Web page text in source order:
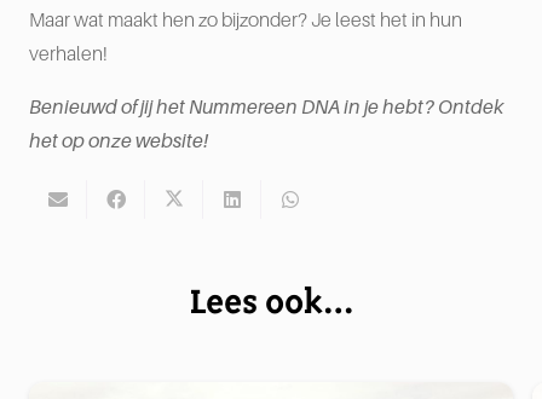
Maar wat maakt hen zo bijzonder? Je leest het in hun
verhalen!
Benieuwd of jij het Nummereen DNA in je hebt? Ontdek
het op onze website!
Lees ook…